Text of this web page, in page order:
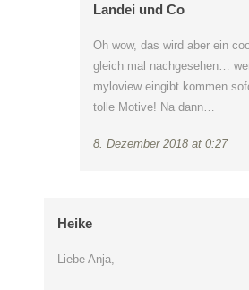
Landei und Co
Oh wow, das wird aber ein
gleich mal nachgesehen…
myloview eingibt kommen
tolle Motive! Na dann…
8. Dezember 2018 at 0:27
Heike
Liebe Anja,